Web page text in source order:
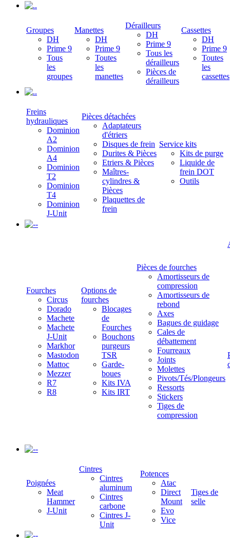
.
Groupes
DH
Prime 9
Tous
les
groupes
Manettes
DH
Prime 9
Toutes
les
manettes
Dérailleurs
DH
Prime 9
Tous les
dérailleurs
Pièces de
dérailleurs
Cassettes
DH
Prime 9
Toutes
les
cassettes
.
Freins
hydrauliques
Dominion
A2
Dominion
A4
Dominion
T2
Dominion
T4
Dominion
J-Unit
Pièces détachées
Adaptateurs
d'étriers
Disques de frein
Durites & Pièces
Etriers & Pièces
Maîtres-
cylindres &
Pièces
Plaquettes de
frein
Service kits
Kits de purge
Liquide de
frein DOT
Outils
-
Fourches
Circus
Dorado
Machete
Machete
J-Unit
Markhor
Mastodon
Mattoc
Mezzer
R7
R8
Options de
fourches
Blocages
de
Fourches
Bouchons
purgeurs
TSR
Garde-
boues
Kits IVA
Kits IRT
Pièces de fourches
Amortisseurs de
compression
Amortisseurs de
rebond
Axes
Bagues de guidage
Cales de
débattement
Fourreaux
Joints
Molettes
Pivots/Tés/Plongeurs
Ressorts
Stickers
Tiges de
compression
-
Poignées
Meat
Hammer
J-Unit
Cintres
Cintres
aluminum
Cintres
carbone
Cintres J-
Unit
Potences
Atac
Direct
Mount
Evo
Vice
Tiges de
selle
-